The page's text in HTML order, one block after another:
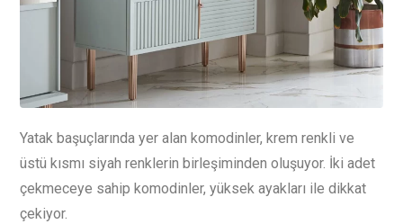
Yatak başuçlarında yer alan komodinler, krem renkli ve
üstü kısmı siyah renklerin birleşiminden oluşuyor. İki adet
çekmeceye sahip komodinler, yüksek ayakları ile dikkat
çekiyor.